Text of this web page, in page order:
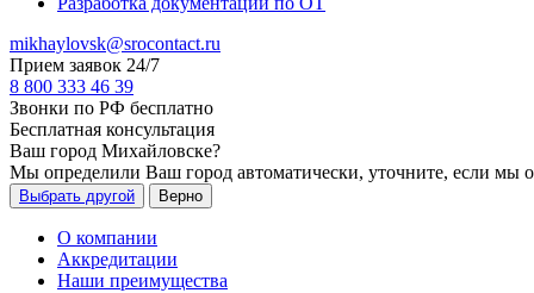
mikhaylovsk@srocontact.ru
Прием заявок 24/7
8 800 333 46 39
Звонки по РФ бесплатно
Бесплатная консультация
Ваш город Михайловске?
Мы определили Ваш город автоматически, уточните, если мы
Выбрать другой Верно
О компании
Аккредитации
Наши преимущества